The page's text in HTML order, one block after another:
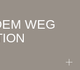
WEG